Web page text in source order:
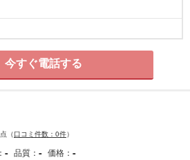
今すぐ電話する
点 （口コミ件数：0件）
- 品質 - 価格 -